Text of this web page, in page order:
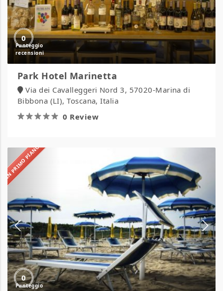
0
Park Hotel Marinetta
Via dei Cavalleggeri Nord 3, 57020-Marina di
Bibbona (LI), Toscana, Italia
0 Review
IN PRIMO PIANO
0